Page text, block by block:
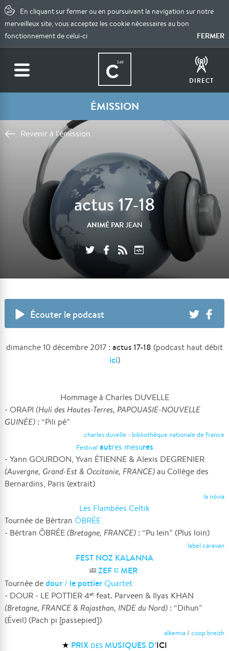
En cliquant sur fermer ou en poursuivant la navigation sur notre
merveilleux site, vous acceptez les cookie nécessaires au bon
fonctionnement de celui-ci
FERMER
DIRECT
ÉMISSION
Revenir à l'émission
actus 17-18
ANIMÉ PARJEAN
Écouter le podcast
dimanche 10 décembre 2017 : actus 17-18 (podcast haut débit
ici)
Hommage à Charles DUVELLE
- ORAPI (Huli des Hautes-Terres, PAPOUASIE-NOUVELLE
GUINÉE) : “Pili pé”
charles duvelle - bibliothèque nationale de france
Festival autres mesures
- Yann GOURDON, Yvan ÉTIENNE & Alexis DEGRENIER
(Auvergne, Grand-Est & Occitanie, FRANCE)au Collège des
Bernardins, Paris (extrait)
la nòvia
Les Flambées Celtik
Tournée de BèrtranÔBRÉE
- Bèrtran ÔBRÉE (Bretagne, FRANCE) : “Pu lein” (Plus loin)
label caravan
FEST NOZ KALANNA
LES ZEF ET MER
Tournée dedour / le pottierQuartet
- DOUR - LE POTTIER 4et feat. Parveen & Ilyas KHAN
(Bretagne, FRANCE & Rajasthan, INDE du Nord) : “Dihun”
(Éveil) (Pach pi [passepied])
alkemia/ coop breizh
★ PRIX DES MUSIQUES D’ICI